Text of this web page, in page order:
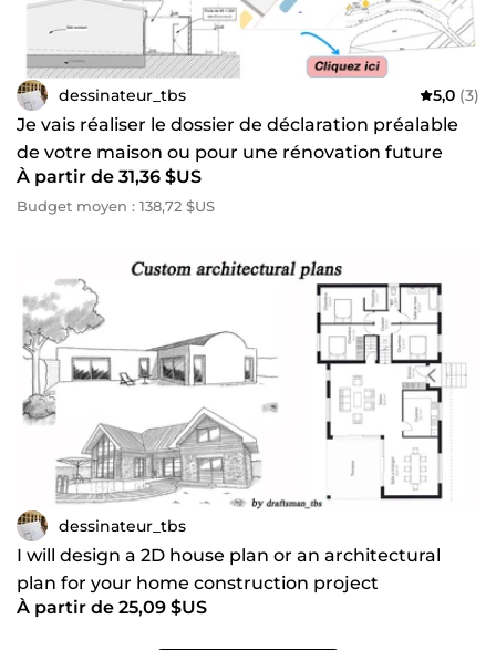
dessinateur_tbs 5,0 (3)
Je vais réaliser le dossier de déclaration préalable
de votre maison ou pour une rénovation future
À partir de 31,36 $US
Budget moyen : 138,72 $US
dessinateur_tbs
I will design a 2D house plan or an architectural
plan for your home construction project
À partir de 25,09 $US